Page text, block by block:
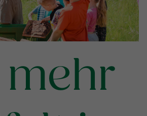
mehr